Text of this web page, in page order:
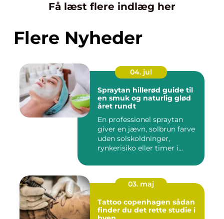
Få læst flere indlæg her
Flere Nyheder
04. jul
Spraytan hillerød guide til
en smuk og naturlig glød
året rundt
En professionel spraytan
giver en jævn, solbrun farve
uden solskoldninger,
rynkerisiko eller timer i...
03. maj
Tattoo copenhagen sådan
finder du det rette studie i